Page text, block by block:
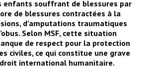
enfants souffrant de blessures par
de blessures contractées à la
d’amputations traumatiques
Selon MSF, cette situation
de respect pour la protection
civiles, ce qui constitue une grave
international humanitaire.